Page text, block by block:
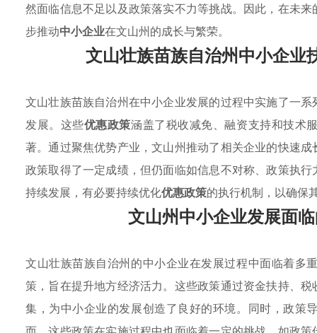
然面临信息不足以及政策落实不力等挑战。因此，在未
步推动中小企业在文山州的成长与繁荣。
文山壮族苗族自治州中小企业
文山壮族苗族自治州在中小企业发展的过程中实施了一系
发展。这些优惠政策涵盖了税收减免、融资支持和技术
著。通过聚焦优势产业，文山州推动了相关企业的快速
政策取得了一定成绩，但仍面临如信息不对称、政策执
持续发展，有必要持续优化优惠政策的执行机制，以确保
文山州中小企业发展面
文山壮族苗族自治州的中小企业在发展过程中面临着多
策，旨在提升地方经济活力。这些政策通过资金扶持、
集，为中小企业的发展创造了良好的环境。同时，政策